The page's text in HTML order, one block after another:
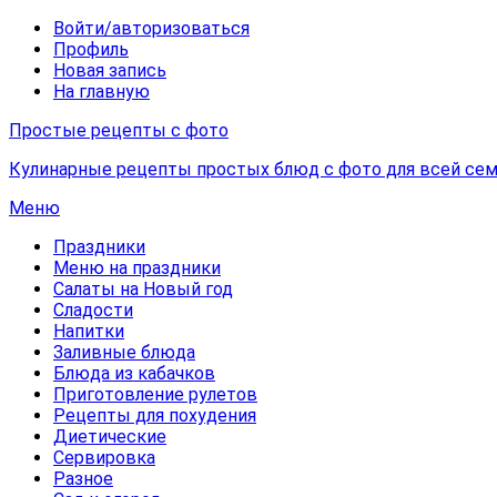
Войти/авторизоваться
Профиль
Новая запись
На главную
Простые рецепты с фото
Кулинарные рецепты простых блюд с фото для всей
Меню
Праздники
Меню на праздники
Салаты на Новый год
Сладости
Напитки
Заливные блюда
Блюда из кабачков
Приготовление рулетов
Рецепты для похудения
Диетические
Сервировка
Разное